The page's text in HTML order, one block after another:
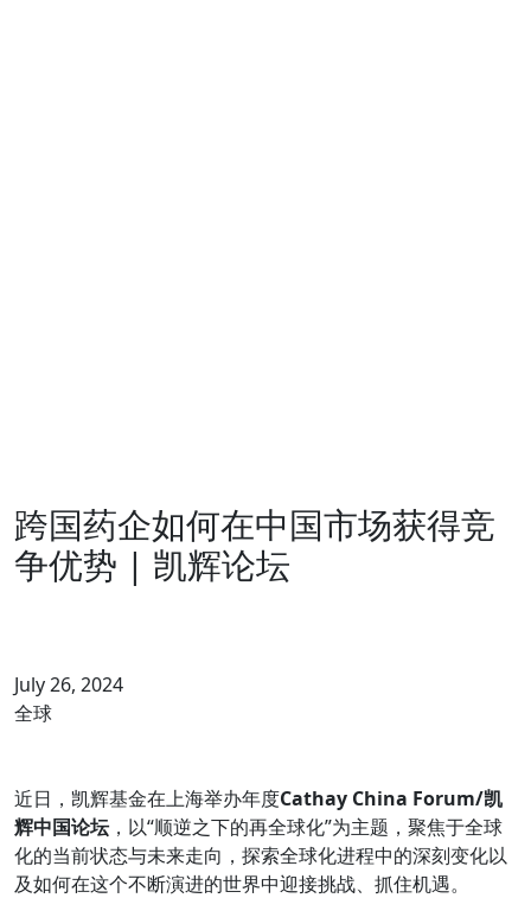
跨国药企如何在中国市场获得竞
争优势 | 凯辉论坛
July 26, 2024
全球
近日，凯辉基金在上海举办年度Cathay China Forum/凯
辉中国论坛，以“顺逆之下的再全球化”为主题，聚焦于全球
化的当前状态与未来走向，探索全球化进程中的深刻变化以
及如何在这个不断演进的世界中迎接挑战、抓住机遇。